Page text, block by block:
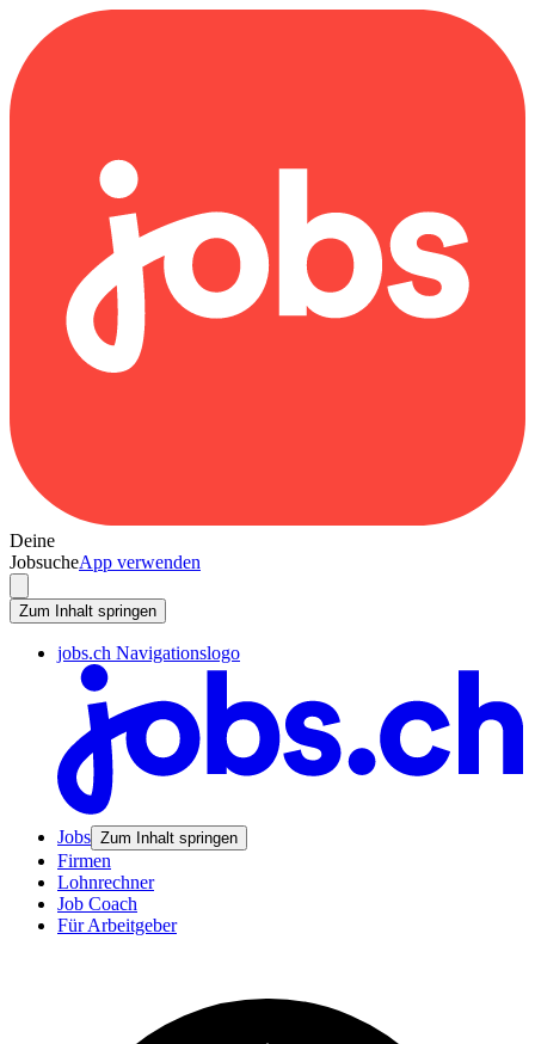
Deine
JobsucheApp verwenden
Zum Inhalt springen
jobs.ch Navigationslogo
Jobs Zum Inhalt springen
Firmen
Lohnrechner
Job Coach
Für Arbeitgeber